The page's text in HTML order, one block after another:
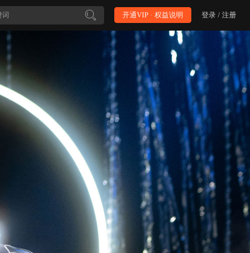
开通VIP · 权益说明 登录 / 注册